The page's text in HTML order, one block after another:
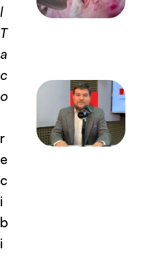
l
T
a
c
o
r
e
c
i
b
i